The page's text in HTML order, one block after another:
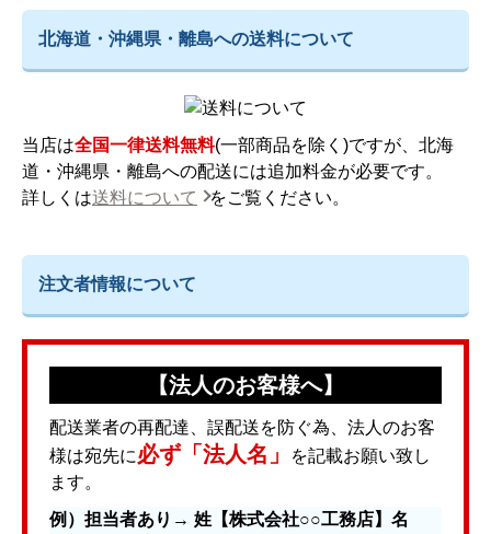
北海道・沖縄県・離島への送料について
当店は全国一律送料無料(一部商品を除く)ですが、北海
道・沖縄県・離島への配送には追加料金が必要です。
詳しくは送料について をご覧ください。
注文者情報について
【法人のお客様へ】
配送業者の再配達、誤配送を防ぐ為、法人のお客
様は宛先に必ず「法人名」
を記載お願い致し
ます。
例）担当者あり→ 姓【株式会社○○工務店】名